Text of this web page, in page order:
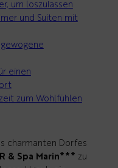
um loszulassen
und Suiten mit
einen
zum Wohlfühlen
charmanten Dorfes
& Spa Marin*** zu